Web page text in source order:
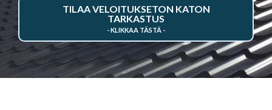
TILAA VELOITUKSETON KATON
TARKASTUS